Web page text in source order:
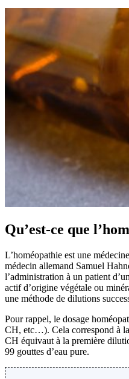
Qu’est-ce que
L’homéopathie est une
médecin allemand Samuel
l’administration à un patient
actif d’origine végétale ou
une méthode de dilutions
Pour rappel, le dosage
CH, etc…). Cela correspond à
CH équivaut à la première
99 gouttes d’eau pure.